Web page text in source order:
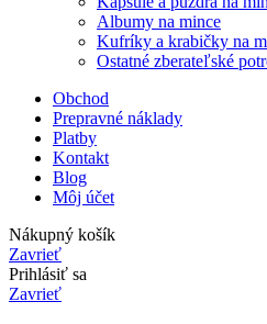
Albumy na mince
Kufríky a krabičky na
Ostatné zberateľské
Obchod
Prepravné náklady
Platby
Kontakt
Blog
Môj účet
Nákupný košík
Zavrieť
Prihlásiť sa
Zavrieť